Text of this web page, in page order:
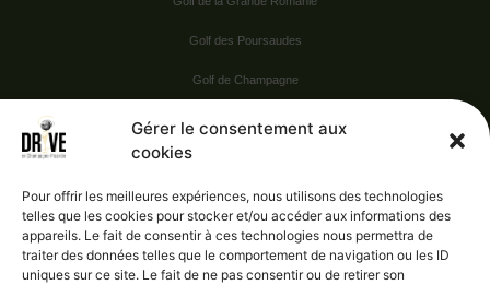
Gérer le consentement aux
cookies
Pour offrir les meilleures expériences, nous utilisons des technologies
telles que les cookies pour stocker et/ou accéder aux informations des
appareils. Le fait de consentir à ces technologies nous permettra de
traiter des données telles que le comportement de navigation ou les ID
uniques sur ce site. Le fait de ne pas consentir ou de retirer son
Golf des Poursaudes
Golf de Champagne
Vie pratique